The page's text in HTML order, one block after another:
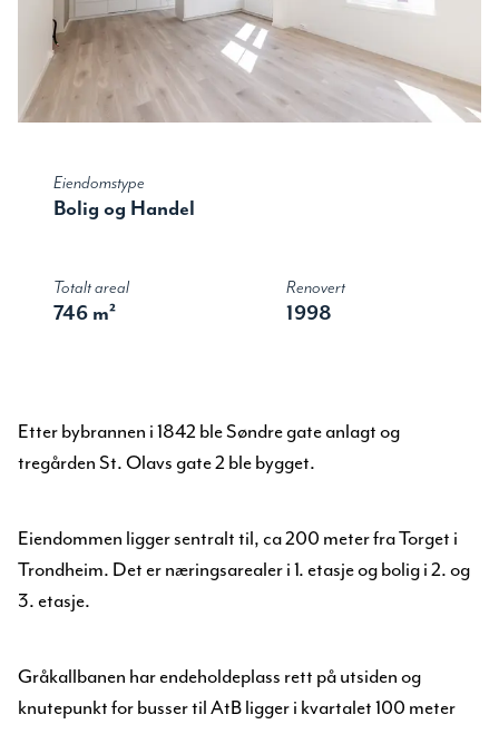
Totalt areal
746 m²
Eiendomstype
Bolig og Handel
Renovert
1998
Etter bybrannen i 1842 ble Søndre gate anlagt og
tregården St. Olavs gate 2 ble bygget.
Eiendommen ligger sentralt til, ca 200 meter fra Torget i
Trondheim. Det er næringsarealer i 1. etasje og bolig i 2. og
3. etasje.
Gråkallbanen har endeholdeplass rett på utsiden og
knutepunkt for busser til AtB ligger i kvartalet 100 meter